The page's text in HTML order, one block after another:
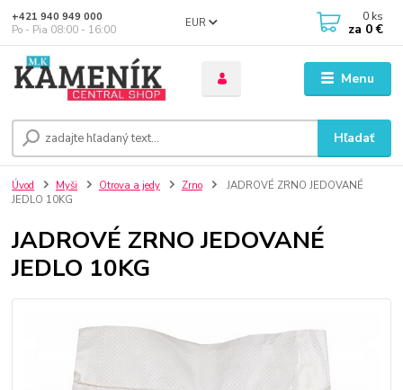
Menu
EUR
Hľadať
+421 940 949 000
Po - Pia 08:00 - 16:00
0 ks
za 0 €
Úvod Myši Otrova a jedy Zrno
JADROVÉ ZRNO JEDOVANÉ
JEDLO 10KG
JADROVÉ ZRNO JEDOVANÉ
JEDLO 10KG